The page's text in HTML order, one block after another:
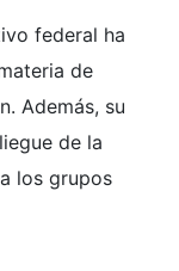
federal ha
de
Además, su
de la
los grupos